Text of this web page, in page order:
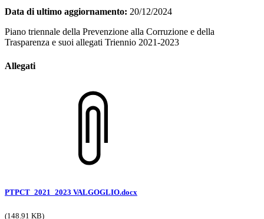
Data di ultimo aggiornamento: 20/12/2024
Piano triennale della Prevenzione alla Corruzione e della
Trasparenza e suoi allegati Triennio 2021-2023
Allegati
PTPCT_2021_2023 VALGOGLIO.docx
(148.91 KB)